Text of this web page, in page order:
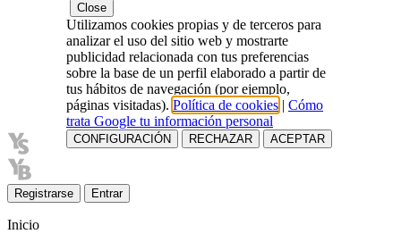
Registrarse Entrar
Inicio
Close
Utilizamos cookies propias y de terceros para
analizar el uso del sitio web y mostrarte
publicidad relacionada con tus preferencias
sobre la base de un perfil elaborado a partir de
tus hábitos de navegación (por ejemplo,
páginas visitadas). Política de cookies | Cómo
trata Google tu información personal
CONFIGURACIÓN RECHAZAR ACEPTAR